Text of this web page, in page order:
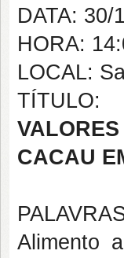
DATA: 30/
HORA:
LOCAL:
TÍTULO:
CACAU
Alimento